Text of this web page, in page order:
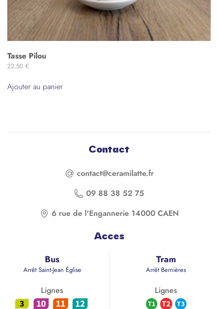
Tasse Pilou
22,50 €
Ajouter au panier
Contact
contact@ceramilatte.fr
09 88 38 52 75
6 rue de l'Engannerie 14000 CAEN
Acces
Bus
Arrêt Saint-Jean Église
Lignes
Tram
Arrêt Bernières
Lignes